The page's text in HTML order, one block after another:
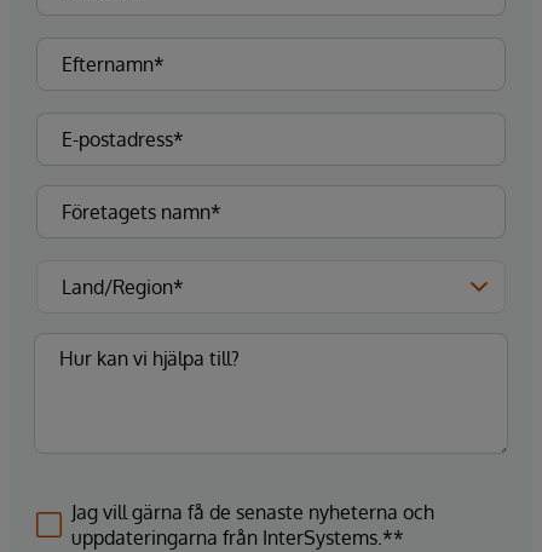
Jag vill gärna få de senaste nyheterna och
uppdateringarna från InterSystems.**